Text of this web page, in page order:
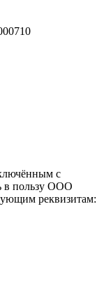
с
в пользу ООО
реквизитам: